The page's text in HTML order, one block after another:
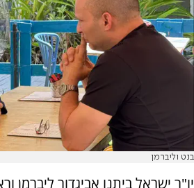
בנט וליברמן
יו"ר ישראל ביתנו אביגדור